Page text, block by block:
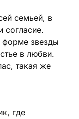
семьей, в
согласие.
форме звезды
в любви.
такая же
где